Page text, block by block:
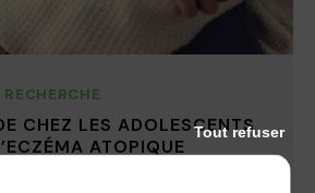
CHEZ LES ADOLESCENTS
ATOPIQUE
Tout refuser